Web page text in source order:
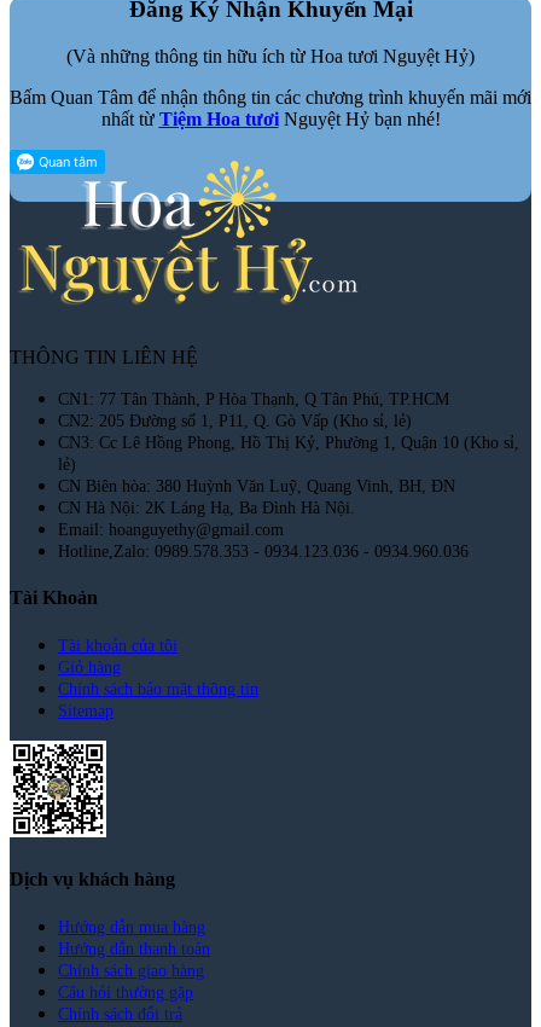
Đăng Ký Nhận Khuyến Mại
(Và những thông tin hữu ích từ Hoa tươi Nguyệt Hỷ)
Bấm Quan Tâm để nhận thông tin các chương trình khuyến mãi mới
nhất từ Tiệm Hoa tươiNguyệt Hỷ bạn nhé!
THÔNG TIN LIÊN HỆ
CN1: 77 Tân Thành, P Hòa Thạnh, Q Tân Phú, TP.HCM
CN2: 205 Đường số 1, P11, Q. Gò Vấp (Kho sỉ, lẻ)
CN3: Cc Lê Hồng Phong, Hồ Thị Kỷ, Phường 1, Quận 10 (Kho sỉ,
lẻ)
CN Biên hòa: 380 Huỳnh Văn Luỹ, Quang Vinh, BH, ĐN
CN Hà Nội: 2K Láng Hạ, Ba Đình Hà Nội.
Email: hoanguyethy@gmail.com
Hotline,Zalo: 0989.578.353 - 0934.123.036 - 0934.960.036
Tài Khoản
Tài khoản của tôi
Giỏ hàng
Chính sách bảo mật thông tin
Sitemap
Dịch vụ khách hàng
Hướng dẫn mua hàng
Hướng dẫn thanh toán
Chính sách giao hàng
Câu hỏi thường gặp
Chính sách đổi trả